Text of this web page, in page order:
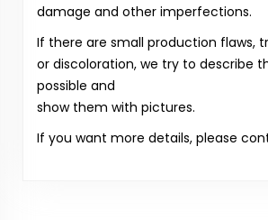
damage and other imperfections.
If there are small production flaws,
or discoloration, we try to describe
possible and
show them with pictures.
If you want more details, please